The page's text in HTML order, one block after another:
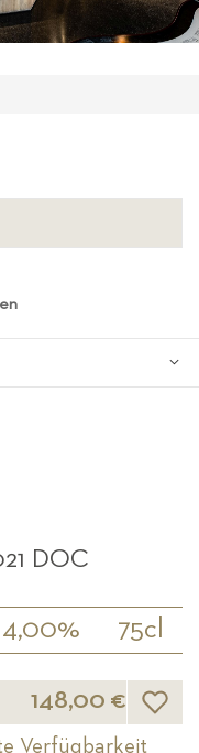
DOC
75cl
148,00 €
Verfügbarkeit